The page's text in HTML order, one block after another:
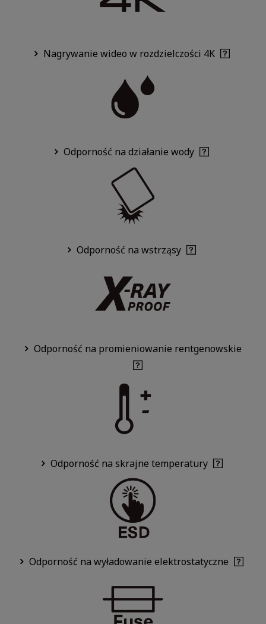
Nagrywanie wideo w rozdzielczości 4K
Odporność na działanie wody
Odporność na wstrząsy
Odporność na promieniowanie rentgenowskie
Odporność na skrajne temperatury
Odporność na wyładowanie elektrostatyczne